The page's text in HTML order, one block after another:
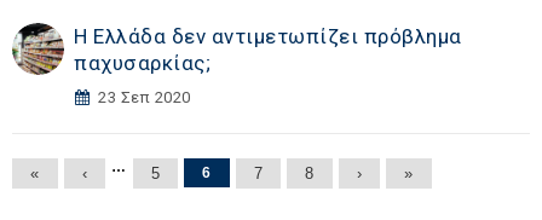
Η Ελλάδα δεν αντιμετωπίζει πρόβλημα
παχυσαρκίας;
23 Σεπ 2020
Σελίδες
« ‹ … 5 6 7 8 › »